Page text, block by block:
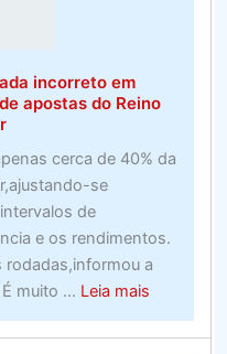
incorreto em
apostas do Reino
cerca de 40% da
se
de
e os rendimentos.
a
muito ... Leia maisabout
Ainda
assim,